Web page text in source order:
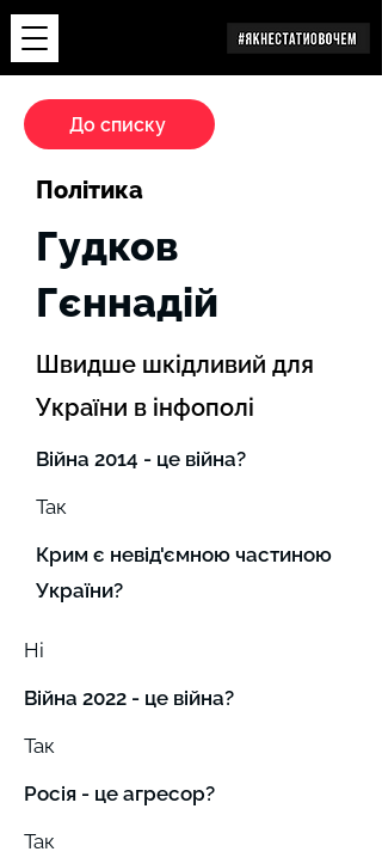
До списку
Політика
Швидше шкідливий для
України в інфополі
Гудков
Гєннадій
Війна 2014 - це війна?
Так
Крим є невід'ємною частиною
України?
Ні
Війна 2022 - це війна?
Так
Росія - це агресор?
Так